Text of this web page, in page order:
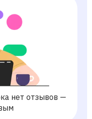
нет отзывов —